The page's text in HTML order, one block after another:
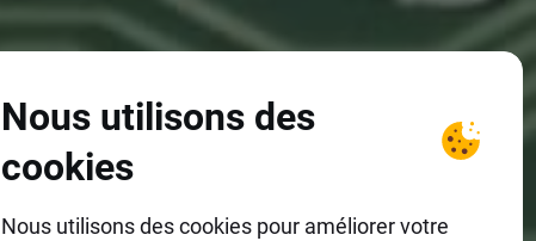
Nous utilisons des
cookies
Nous utilisons des cookies pour améliorer votre